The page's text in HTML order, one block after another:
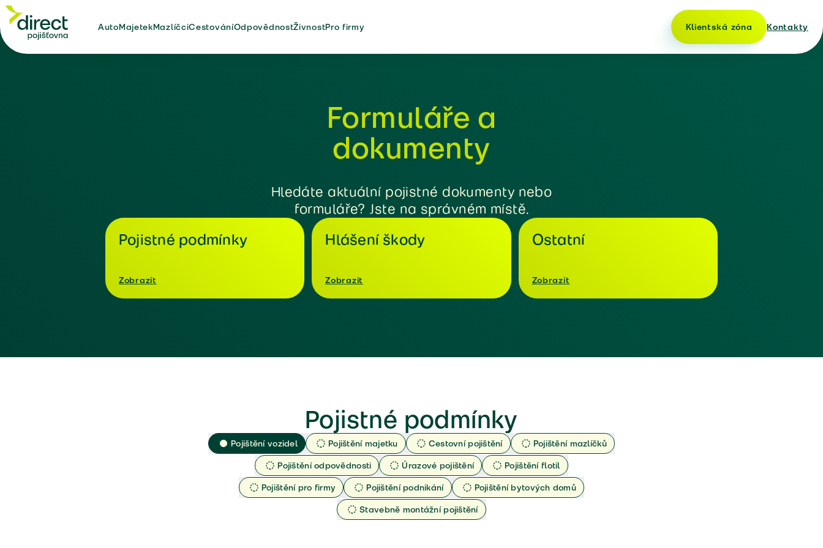
AutoMajetekMazlíčciCestováníOdpovědnostŽivnostPro firmy Klientská zóna Kontakty
Formuláře a
dokumenty
Hledáte aktuální pojistné dokumenty nebo
formuláře? Jste na správném místě.
Pojistné podmínky
Zobrazit
Hlášení škody
Zobrazit
Ostatní
Zobrazit
Pojistné podmínky
Pojištění vozidel Pojištění majetku Cestovní pojištění
Pojištění mazlíčků
Pojištění odpovědnosti
Úrazové pojištění
Pojištění flotil
Pojištění pro firmy
Pojištění podnikání
Pojištění bytových domů
Stavebně montážní pojištění